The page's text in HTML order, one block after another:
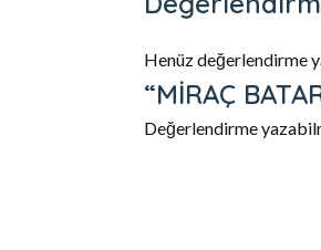
Henüz değerlendirme
“MİRAÇ
Değerlendirme